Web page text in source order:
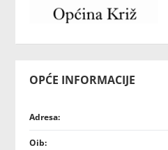
OPĆE INFORMACIJE
Adresa:
Oib: